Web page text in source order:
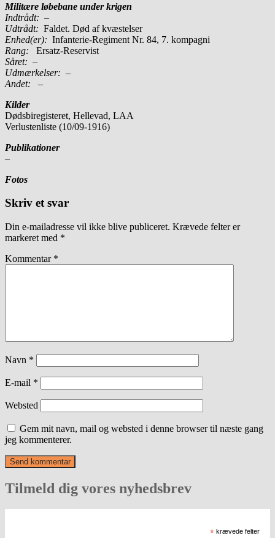
Militære løbebane under krigen
Indtrådt: –
Udtrådt: Faldet. Død af kvæstelser
Enhed(er): Infanterie-Regiment Nr. 84, 7. kompagni
Rang:
Ersatz-Reservist
Såret: –
Udmærkelser: –
Andet:
–
Kilder
Dødsbiregisteret, Hellevad, LAA
Verlustenliste (10/09-1916)
Publikationer
–
Fotos
Skriv et svar
Din e-mailadresse vil ikke blive publiceret. Krævede felter er
markeret med *
Kommentar *
Navn *
E-mail *
Websted
Gem mit navn, mail og websted i denne browser til næste gang
jeg kommenterer.
Tilmeld dig vores nyhedsbrev
* krævede felter